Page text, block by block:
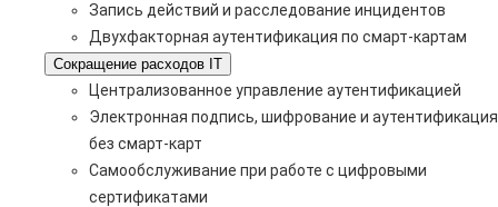
Запись действий и расследование инцидентов
Двухфакторная аутентификация по смарт-картам
Сокращение расходов IT
Централизованное управление аутентификацией
Электронная подпись, шифрование и аутентификация
без смарт-карт
Самообслуживание при работе с цифровыми
сертификатами